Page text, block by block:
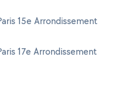
15e Arrondissement
17e Arrondissement